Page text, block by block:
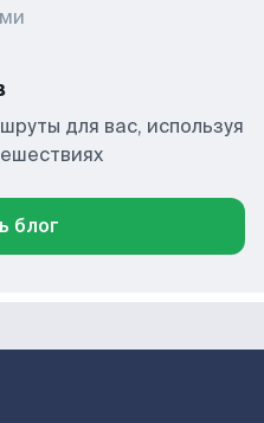
для вас, используя
блог